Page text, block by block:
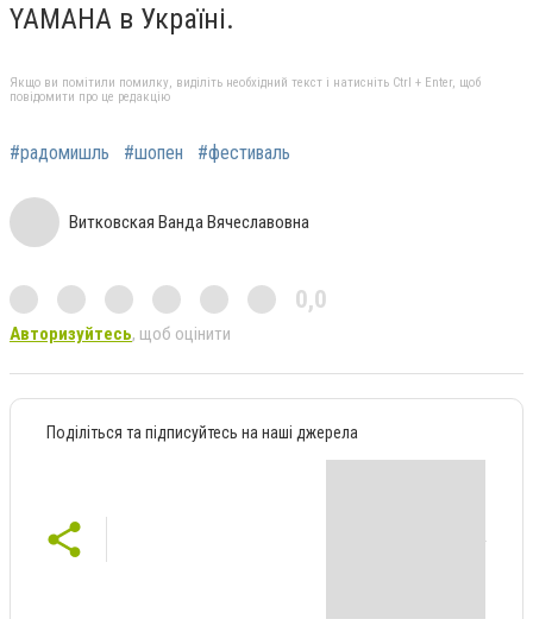
YAMAHA в Україні.
Якщо ви помітили помилку, виділіть необхідний текст і натисніть Ctrl + Enter, щоб
повідомити про це редакцію
#радомишль #шопен #фестиваль
Витковская Ванда Вячеславовна
0,0
Авторизуйтесь, щоб оцінити
Поділіться та підписуйтесь на наші джерела